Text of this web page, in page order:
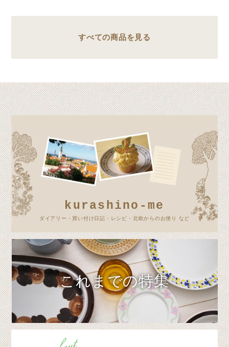
すべての商品を見る
kurashino-me
ダイアリー・買い付け日記・レシピ・北欧からのお便り など
これまでの特集